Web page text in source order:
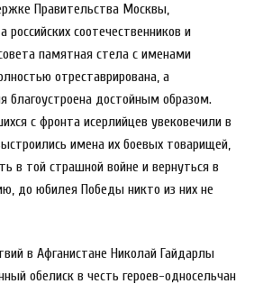
Правительства Москвы,
российских соотечественников и
памятная стела с именами
отреставрирована, а
благоустроена достойным образом.
с фронта исерлийцев увековечили в
имена их боевых товарищей,
в той страшной войне и вернуться в
до юбилея Победы никто из них не